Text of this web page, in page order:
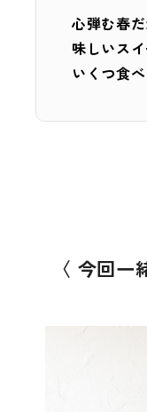
心弾む春
味しいス
いくつ食
〈 今回一